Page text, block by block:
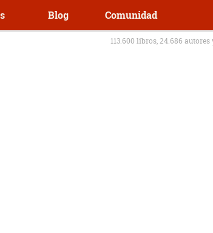
Blog Comunidad
113.600 libros, 24.686